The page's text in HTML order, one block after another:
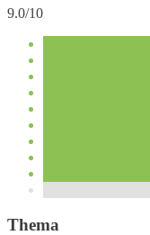
9.0/10
Thema